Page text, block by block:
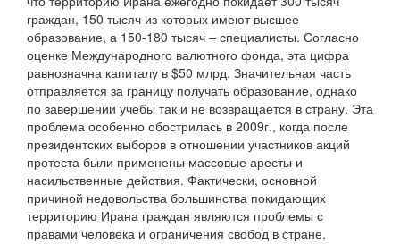
граждан, 150 тысяч из которых имеют высшее
образование, а 150-180 тысяч – специалисты. Согласно
оценке Международного валютного фонда, эта цифра
равнозначна капиталу в $50 млрд. Значительная часть
отправляется за границу получать образование, однако
по завершении учебы так и не возвращается в страну. Эта
проблема особенно обострилась в 2009г., когда после
президентских выборов в отношении участников акций
протеста были применены массовые аресты и
насильственные действия. Фактически, основной
причиной недовольства большинства покидающих
территорию Ирана граждан являются проблемы с
правами человека и ограничения свобод в стране.